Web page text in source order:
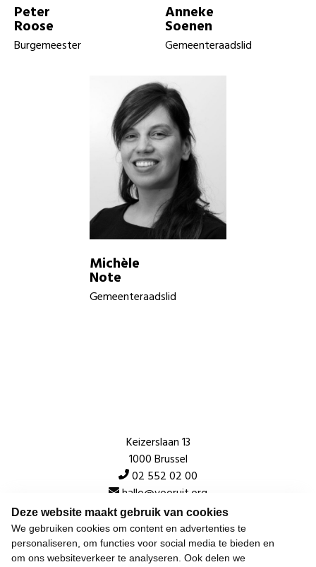
Deze website maakt gebruik van cookies
We gebruiken cookies om content en advertenties te
personaliseren, om functies voor social media te bieden en
om ons websiteverkeer te analyseren. Ook delen we
Peter
Roose
Burgemeester
Anneke
Soenen
Gemeenteraadslid
Michèle
Note
Gemeenteraadslid
Keizerslaan 13
1000 Brussel
02 552 02 00
hallo@vooruit.org
Snel